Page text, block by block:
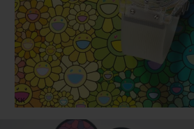
BIG BANG
SUMMER MULTI-
COLORED CERAMIC
PEACH
SERVICES EXCLUSIFS
GARANTIE 5+5